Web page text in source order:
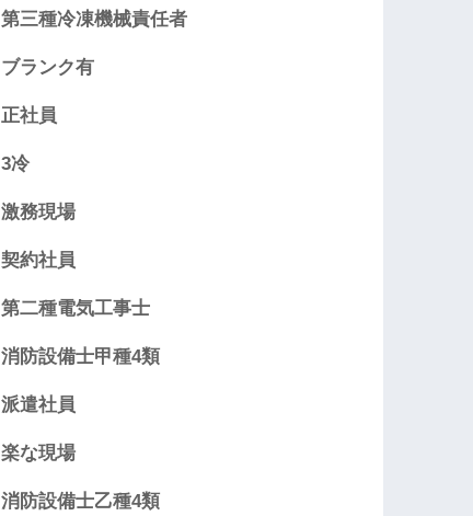
第三種冷凍機械責任者
ブランク有
正社員
3冷
激務現場
契約社員
第二種電気工事士
消防設備士甲種4類
派遣社員
楽な現場
消防設備士乙種4類